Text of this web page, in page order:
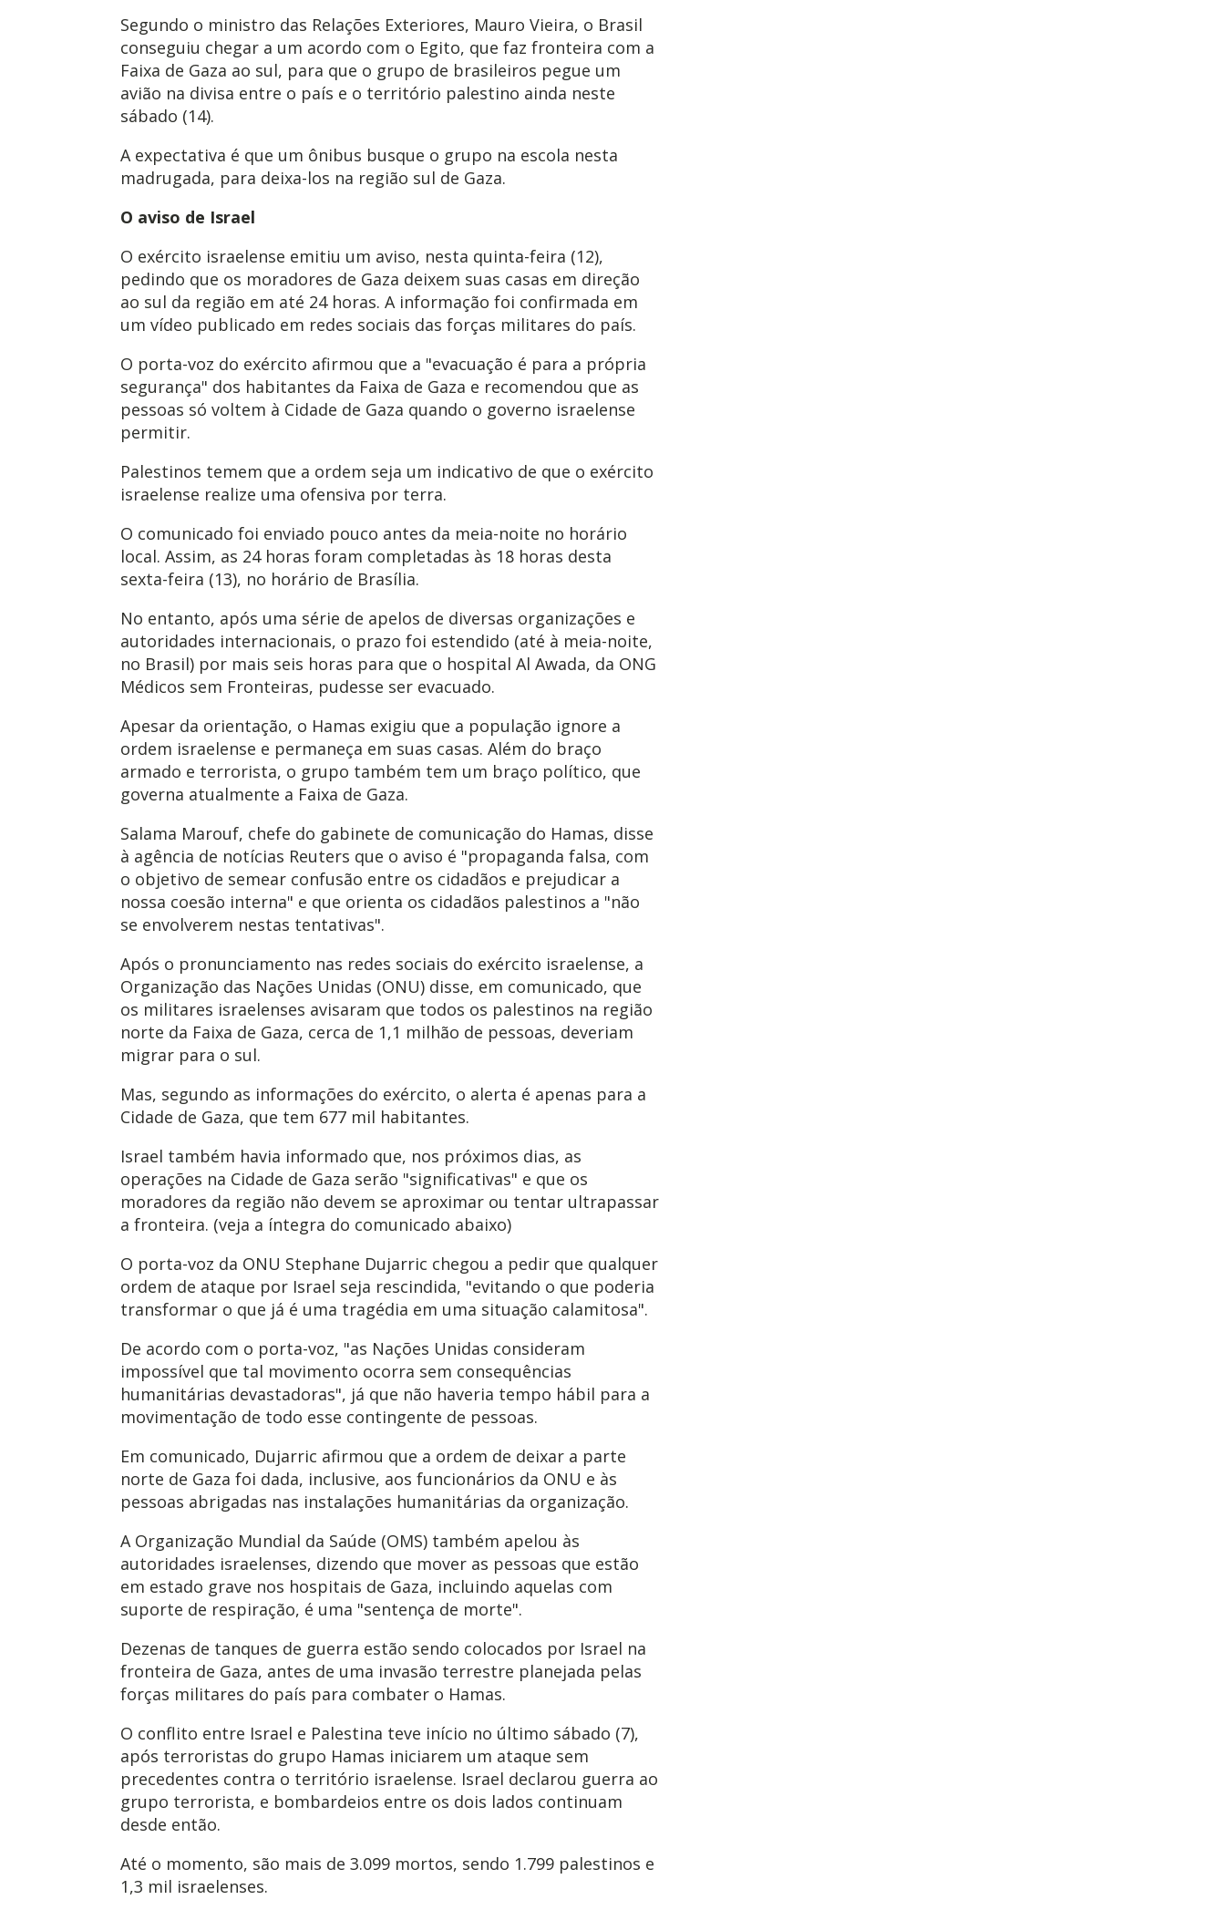
Segundo o ministro das Relações Exteriores, Mauro Vieira, o Brasil
conseguiu chegar a um acordo com o Egito, que faz fronteira com a
Faixa de Gaza ao sul, para que o grupo de brasileiros pegue um
avião na divisa entre o país e o território palestino ainda neste
sábado (14).
A expectativa é que um ônibus busque o grupo na escola nesta
madrugada, para deixa-los na região sul de Gaza.
O aviso de Israel
O exército israelense emitiu um aviso, nesta quinta-feira (12),
pedindo que os moradores de Gaza deixem suas casas em direção
ao sul da região em até 24 horas. A informação foi confirmada em
um vídeo publicado em redes sociais das forças militares do país.
O porta-voz do exército afirmou que a "evacuação é para a própria
segurança" dos habitantes da Faixa de Gaza e recomendou que as
pessoas só voltem à Cidade de Gaza quando o governo israelense
permitir.
Palestinos temem que a ordem seja um indicativo de que o exército
israelense realize uma ofensiva por terra.
O comunicado foi enviado pouco antes da meia-noite no horário
local. Assim, as 24 horas foram completadas às 18 horas desta
sexta-feira (13), no horário de Brasília.
No entanto, após uma série de apelos de diversas organizações e
autoridades internacionais, o prazo foi estendido (até à meia-noite,
no Brasil) por mais seis horas para que o hospital Al Awada, da ONG
Médicos sem Fronteiras, pudesse ser evacuado.
Apesar da orientação, o Hamas exigiu que a população ignore a
ordem israelense e permaneça em suas casas. Além do braço
armado e terrorista, o grupo também tem um braço político, que
governa atualmente a Faixa de Gaza.
Salama Marouf, chefe do gabinete de comunicação do Hamas, disse
à agência de notícias Reuters que o aviso é "propaganda falsa, com
o objetivo de semear confusão entre os cidadãos e prejudicar a
nossa coesão interna" e que orienta os cidadãos palestinos a "não
se envolverem nestas tentativas".
Após o pronunciamento nas redes sociais do exército israelense, a
Organização das Nações Unidas (ONU) disse, em comunicado, que
os militares israelenses avisaram que todos os palestinos na região
norte da Faixa de Gaza, cerca de 1,1 milhão de pessoas, deveriam
migrar para o sul.
Mas, segundo as informações do exército, o alerta é apenas para a
Cidade de Gaza, que tem 677 mil habitantes.
Israel também havia informado que, nos próximos dias, as
operações na Cidade de Gaza serão "significativas" e que os
moradores da região não devem se aproximar ou tentar ultrapassar
a fronteira. (veja a íntegra do comunicado abaixo)
O porta-voz da ONU Stephane Dujarric chegou a pedir que qualquer
ordem de ataque por Israel seja rescindida, "evitando o que poderia
transformar o que já é uma tragédia em uma situação calamitosa".
De acordo com o porta-voz, "as Nações Unidas consideram
impossível que tal movimento ocorra sem consequências
humanitárias devastadoras", já que não haveria tempo hábil para a
movimentação de todo esse contingente de pessoas.
Em comunicado, Dujarric afirmou que a ordem de deixar a parte
norte de Gaza foi dada, inclusive, aos funcionários da ONU e às
pessoas abrigadas nas instalações humanitárias da organização.
A Organização Mundial da Saúde (OMS) também apelou às
autoridades israelenses, dizendo que mover as pessoas que estão
em estado grave nos hospitais de Gaza, incluindo aquelas com
suporte de respiração, é uma "sentença de morte".
Dezenas de tanques de guerra estão sendo colocados por Israel na
fronteira de Gaza, antes de uma invasão terrestre planejada pelas
forças militares do país para combater o Hamas.
O conflito entre Israel e Palestina teve início no último sábado (7),
após terroristas do grupo Hamas iniciarem um ataque sem
precedentes contra o território israelense. Israel declarou guerra ao
grupo terrorista, e bombardeios entre os dois lados continuam
desde então.
Até o momento, são mais de 3.099 mortos, sendo 1.799 palestinos e
1,3 mil israelenses.